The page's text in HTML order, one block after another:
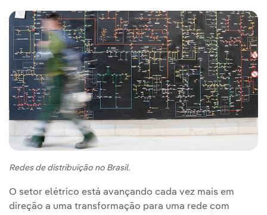
Redes de distribuição no Brasil.
O setor elétrico está avançando cada vez mais em
direção a uma transformação para uma rede com